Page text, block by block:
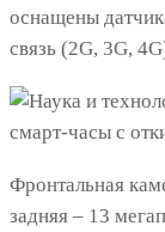
оснащены
связь (2G, 3G,
Фронтальная
задняя – 13